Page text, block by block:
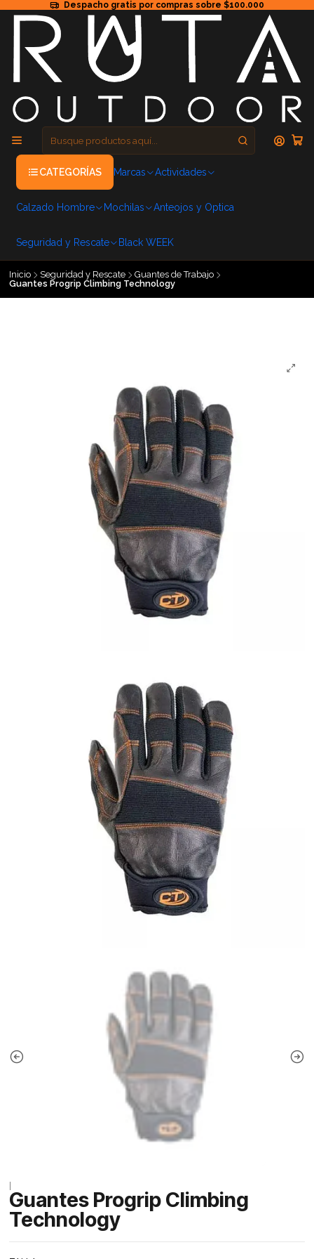
Despacho gratis por compras sobre $100.000
CATEGORÍAS Marcas Actividades
Calzado Hombre Mochilas Anteojos y Optica
Seguridad y Rescate Black WEEK
Inicio Seguridad y Rescate
Guantes de Trabajo
Guantes Progrip Climbing Technology
Guantes Progrip Climbing
Technology